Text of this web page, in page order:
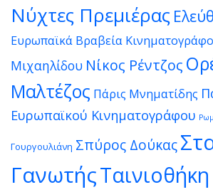
Νύχτες Πρεμιέρας
Ευρωπαϊκά Βραβεία
Μιχαηλίδου Νίκος Ρέντζος
Μαλτέζος Πάρις Μνηματίδης
Ευρωπαϊκού Κινηματογράφου
Γουργουλιάνη Σπύρος Δούκας
Γανωτής